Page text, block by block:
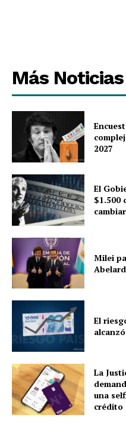
Más Noticias
2027
El
$1.500
Milei
El
La
una
crédito